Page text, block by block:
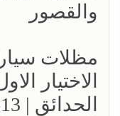
والقصور
مظلات
الاختيار